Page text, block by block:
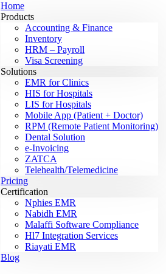
Home
Products
Accounting & Finance
Inventory
HRM – Payroll
Visa Screening
Solutions
EMR for Clinics
HIS for Hospitals
LIS for Hospitals
Mobile App (Patient + Doctor)
RPM (Remote Patient Monitoring)
Dental Solution
e-Invoicing
ZATCA
Telehealth/Telemedicine
Pricing
Certification
Nphies EMR
Nabidh EMR
Malaffi Software Compliance
Hl7 Integration Services
Riayati EMR
Blog